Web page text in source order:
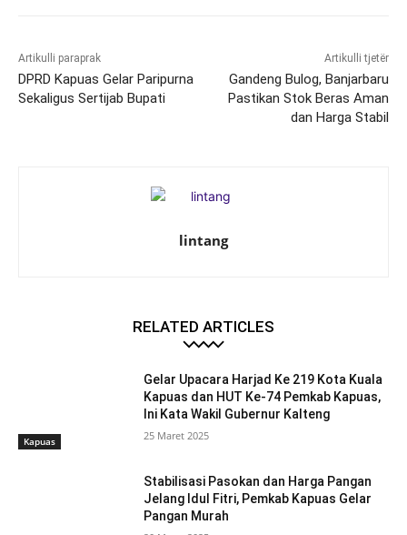
Artikulli paraprak
DPRD Kapuas Gelar Paripurna
Sekaligus Sertijab Bupati
Artikulli tjetër
Gandeng Bulog, Banjarbaru
Pastikan Stok Beras Aman
dan Harga Stabil
lintang
RELATED ARTICLES
Kapuas
Gelar Upacara Harjad Ke 219 Kota Kuala
Kapuas dan HUT Ke-74 Pemkab Kapuas,
Ini Kata Wakil Gubernur Kalteng
25 Maret 2025
Stabilisasi Pasokan dan Harga Pangan
Jelang Idul Fitri, Pemkab Kapuas Gelar
Pangan Murah